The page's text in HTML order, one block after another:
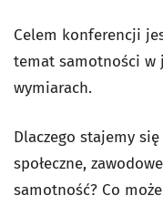
Celem konferencji
temat samotności
wymiarach.
Dlaczego stajemy
społeczne,
samotność? Co